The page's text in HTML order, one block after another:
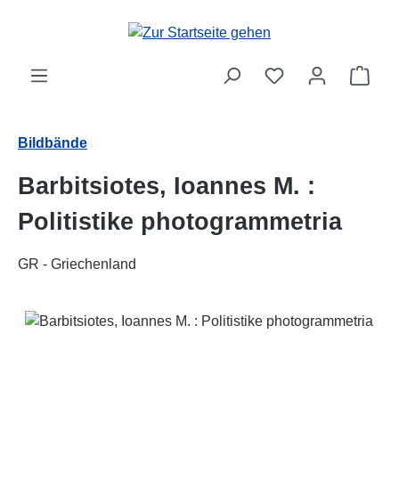
Zum Hauptinhalt springen
Bildbände
Barbitsiotes, Ioannes M. :
Politistike photogrammetria
GR - Griechenland
Bildergalerie überspringen